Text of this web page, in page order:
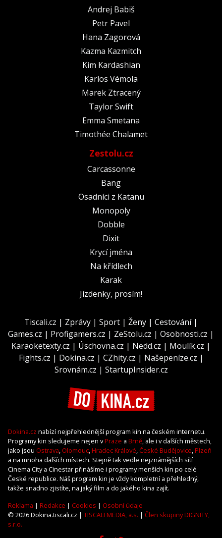
Andrej Babiš
Petr Pavel
Hana Zagorová
Kazma Kazmitch
Kim Kardashian
Karlos Vémola
Marek Ztracený
Taylor Swift
Emma Smetana
Timothée Chalamet
Zestolu.cz
Carcassonne
Bang
Osadníci z Katanu
Monopoly
Dobble
Dixit
Krycí jména
Na křídlech
Karak
Jízdenky, prosím!
Tiscali.cz | Zprávy | Sport | Ženy | Cestování|
Games.cz | Profigamers.cz | ZeStolu.cz | Osobnosti.cz |
Karaoketexty.cz | Úschovna.cz | Nedd.cz | Moulík.cz |
Fights.cz | Dokina.cz | CZhity.cz | Našepeníze.cz |
Srovnám.cz | StartupInsider.cz
Dokina.cz nabízí nejpřehlednější program kin na českém internetu.
Programy kin sledujeme nejen vPraze a Brně, ale i v dalších městech,
jako jsou Ostrava, Olomouc,Hradec Králové,České Budějovice,Plzeň
a na mnoha dalších místech. Stejně tak vedle nejznámějších sítí
Cinema City a Cinestar přinášíme i programy menších kin po celé
České republice. Náš program kin je vždy kompletní a přehledný,
takže snadno zjistíte, na jaký film a do jakého kina zajít.
Reklama | Redakce | Cookies | Osobní údaje
© 2026 Dokina.tiscali.cz | TISCALI MEDIA, a.s. | Člen skupiny DIGNITY,
s.r.o.